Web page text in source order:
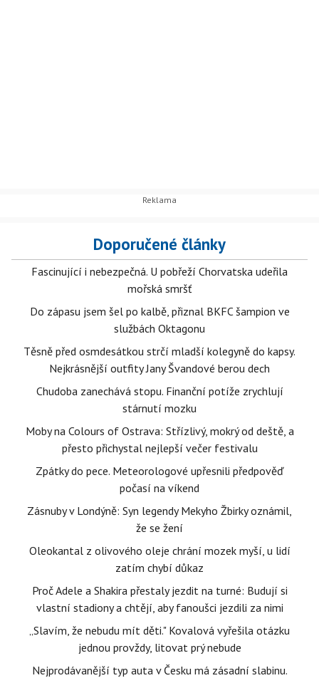
Doporučené články
Fascinující i nebezpečná. U pobřeží Chorvatska udeřila
mořská smršť
Do zápasu jsem šel po kalbě, přiznal BKFC šampion ve
službách Oktagonu
Těsně před osmdesátkou strčí mladší kolegyně do kapsy.
Nejkrásnější outfity Jany Švandové berou dech
Chudoba zanechává stopu. Finanční potíže zrychlují
stárnutí mozku
Moby na Colours of Ostrava: Střízlivý, mokrý od deště, a
přesto přichystal nejlepší večer festivalu
Zpátky do pece. Meteorologové upřesnili předpověď
počasí na víkend
Zásnuby v Londýně: Syn legendy Mekyho Žbirky oznámil,
že se žení
Oleokantal z olivového oleje chrání mozek myší, u lidí
zatím chybí důkaz
Proč Adele a Shakira přestaly jezdit na turné: Budují si
vlastní stadiony a chtějí, aby fanoušci jezdili za nimi
„Slavím, že nebudu mít děti." Kovalová vyřešila otázku
jednou provždy, litovat prý nebude
Nejprodávanější typ auta v Česku má zásadní slabinu.